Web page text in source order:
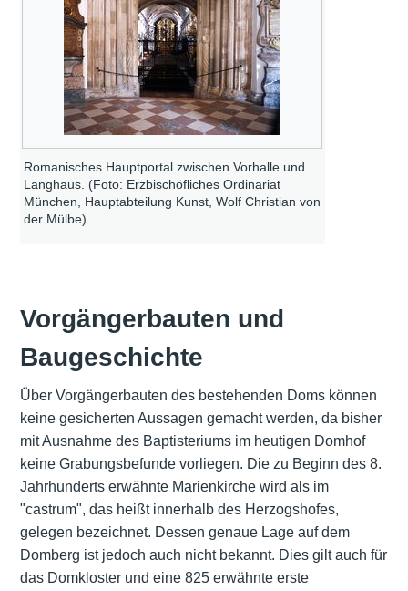
Romanisches Hauptportal zwischen Vorhalle und
Langhaus. (Foto: Erzbischöfliches Ordinariat
München, Hauptabteilung Kunst, Wolf Christian von
der Mülbe)
Vorgängerbauten und
Baugeschichte
Über Vorgängerbauten des bestehenden Doms können
keine gesicherten Aussagen gemacht werden, da bisher
mit Ausnahme des Baptisteriums im heutigen Domhof
keine Grabungsbefunde vorliegen. Die zu Beginn des 8.
Jahrhunderts erwähnte Marienkirche wird als im
"castrum", das heißt innerhalb des Herzogshofes,
gelegen bezeichnet. Dessen genaue Lage auf dem
Domberg ist jedoch auch nicht bekannt. Dies gilt auch für
das Domkloster und eine 825 erwähnte erste